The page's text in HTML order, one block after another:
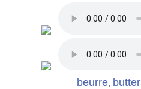
beurre butter